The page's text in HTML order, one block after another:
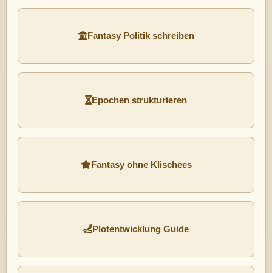
Fantasy Politik schreiben
Epochen strukturieren
Fantasy ohne Klischees
Plotentwicklung Guide